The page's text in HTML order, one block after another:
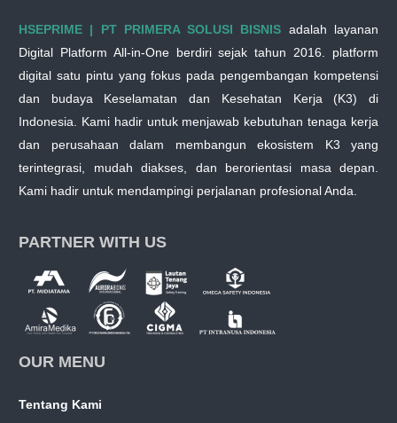
HSEPRIME | PT PRIMERA SOLUSI BISNIS adalah layanan
Digital Platform All-in-One berdiri sejak tahun 2016. platform
digital satu pintu yang fokus pada pengembangan kompetensi
dan budaya Keselamatan dan Kesehatan Kerja (K3) di
Indonesia. Kami hadir untuk menjawab kebutuhan tenaga kerja
dan perusahaan dalam membangun ekosistem K3 yang
terintegrasi, mudah diakses, dan berorientasi masa depan.
Kami hadir untuk mendampingi perjalanan profesional Anda.
PARTNER WITH US
OUR MENU
Tentang Kami